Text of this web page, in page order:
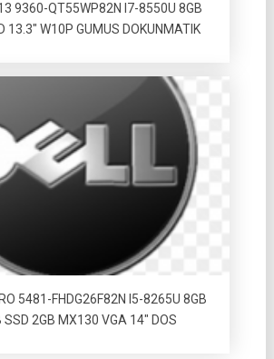
9360-QT55WP82N I7-8550U 8GB
13.3″ W10P GUMUS DOKUNMATIK
5481-FHDG26F82N I5-8265U 8GB
SSD 2GB MX130 VGA 14″ DOS